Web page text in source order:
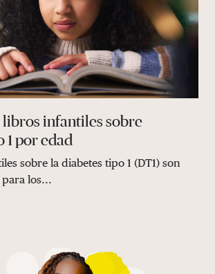
libros infantiles sobre
1 por edad
sobre la diabetes tipo 1 (DT1) son
los...